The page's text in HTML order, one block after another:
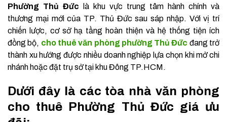
Phường Thủ Đức là khu vực trung tâm hành chính và
thương mại mới của TP. Thủ Đức sau sáp nhập. Với vị trí
chiến lược, cơ sở hạ tầng hoàn thiện và hệ thống tiện ích
đồng bộ, cho thuê văn phòng phường Thủ Đức đang trở
thành xu hướng được nhiều doanh nghiệp lựa chọn khi mở chi
nhánh hoặc đặt trụ sở tại khu Đông TP.HCM.
Dưới đây là các tòa nhà văn phòng
cho thuê Phường Thủ Đức giá ưu